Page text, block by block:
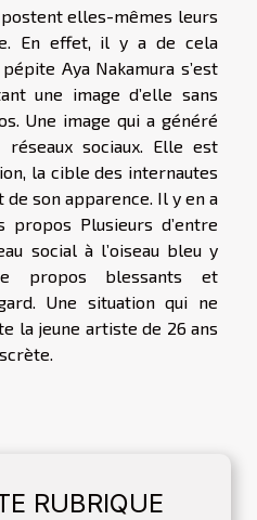
elles-mêmes leurs
En effet, il y a de cela
Aya Nakamura s’est
une image d’elle sans
Une image qui a généré
sociaux. Elle est
la cible des internautes
son apparence. Il y en a
Plusieurs d’entre
social à l’oiseau bleu y
propos blessants et
Une situation qui ne
la jeune artiste de 26 ans
RUBRIQUE